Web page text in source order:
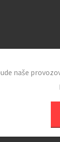
by měla být
nabízíme různé
folií a další
naše